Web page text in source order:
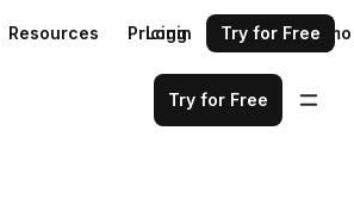
Resources Pricing Request a demo
Login Try for Free
Try for Free